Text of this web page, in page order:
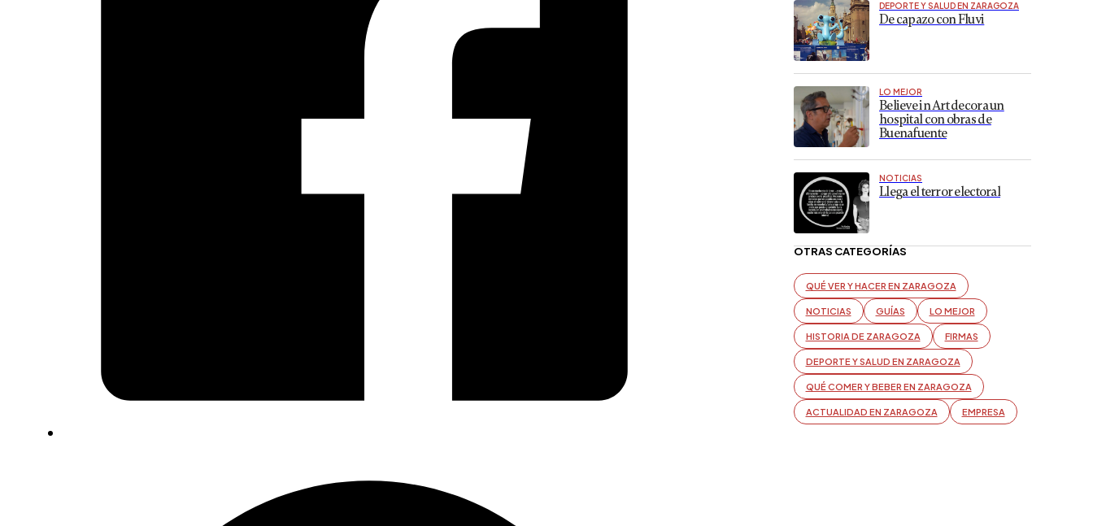
DEPORTE Y SALUD EN ZARAGOZA
De capazo con Fluvi
LO MEJOR
Believe in Art decora un
hospital con obras de
Buenafuente
NOTICIAS
Llega el terror electoral
OTRAS CATEGORÍAS
QUÉ VER Y HACER EN ZARAGOZA
NOTICIAS GUÍAS LO MEJOR
HISTORIA DE ZARAGOZA FIRMAS
DEPORTE Y SALUD EN ZARAGOZA
QUÉ COMER Y BEBER EN ZARAGOZA
ACTUALIDAD EN ZARAGOZA EMPRESA